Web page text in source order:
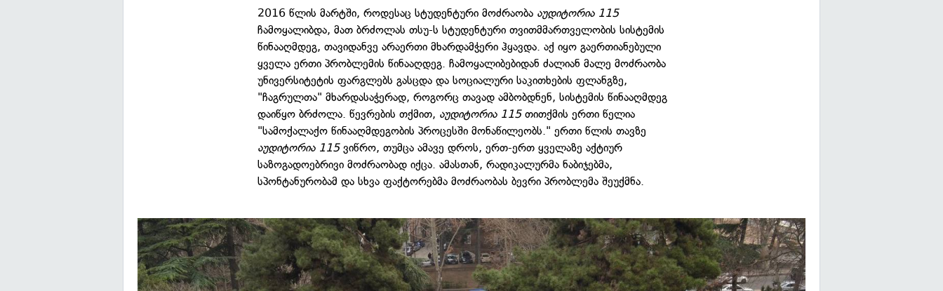
2016 წლის მარტში, როდესაც სტუდენტური მოძრაობა აუდიტორია 115
ჩამოყალიბდა, მათ ბრძოლას თსუ-ს სტუდენტური თვითმმართველობის სისტემის
წინააღმდეგ, თავიდანვე არაერთი მხარდამჭერი ჰყავდა. აქ იყო გაერთიანებული
ყველა ერთი პრობლემის წინააღდეგ. ჩამოყალიბებიდან ძალიან მალე მოძრაობა
უნივერსიტეტის ფარგლებს გასცდა და სოციალური საკითხების ფლანგზე,
"ჩაგრულთა" მხარდასაჭერად, როგორც თავად ამბობდნენ, სისტემის წინააღმდეგ
დაიწყო ბრძოლა. წევრების თქმით, აუდიტორია 115თითქმის ერთი წელია
"სამოქალაქო წინააღმდეგობის პროცესში მონაწილეობს." ერთი წლის თავზე
აუდიტორია 115ვიწრო, თუმცა ამავე დროს, ერთ-ერთ ყველაზე აქტიურ
საზოგადოებრივი მოძრაობად იქცა. ამასთან, რადიკალურმა ნაბიჯებმა,
სპონტანურობამ და სხვა ფაქტორებმა მოძრაობას ბევრი პრობლემა შეუქმნა.